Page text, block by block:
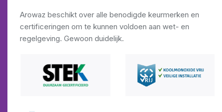
Arowaz beschikt over alle benodigde keurmerken en
certificeringen om te kunnen voldoen aan wet- en
regelgeving. Gewoon duidelijk.